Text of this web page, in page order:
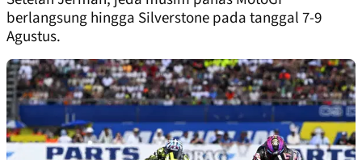
berlangsung hingga Silverstone pada tanggal 7-9
Agustus.